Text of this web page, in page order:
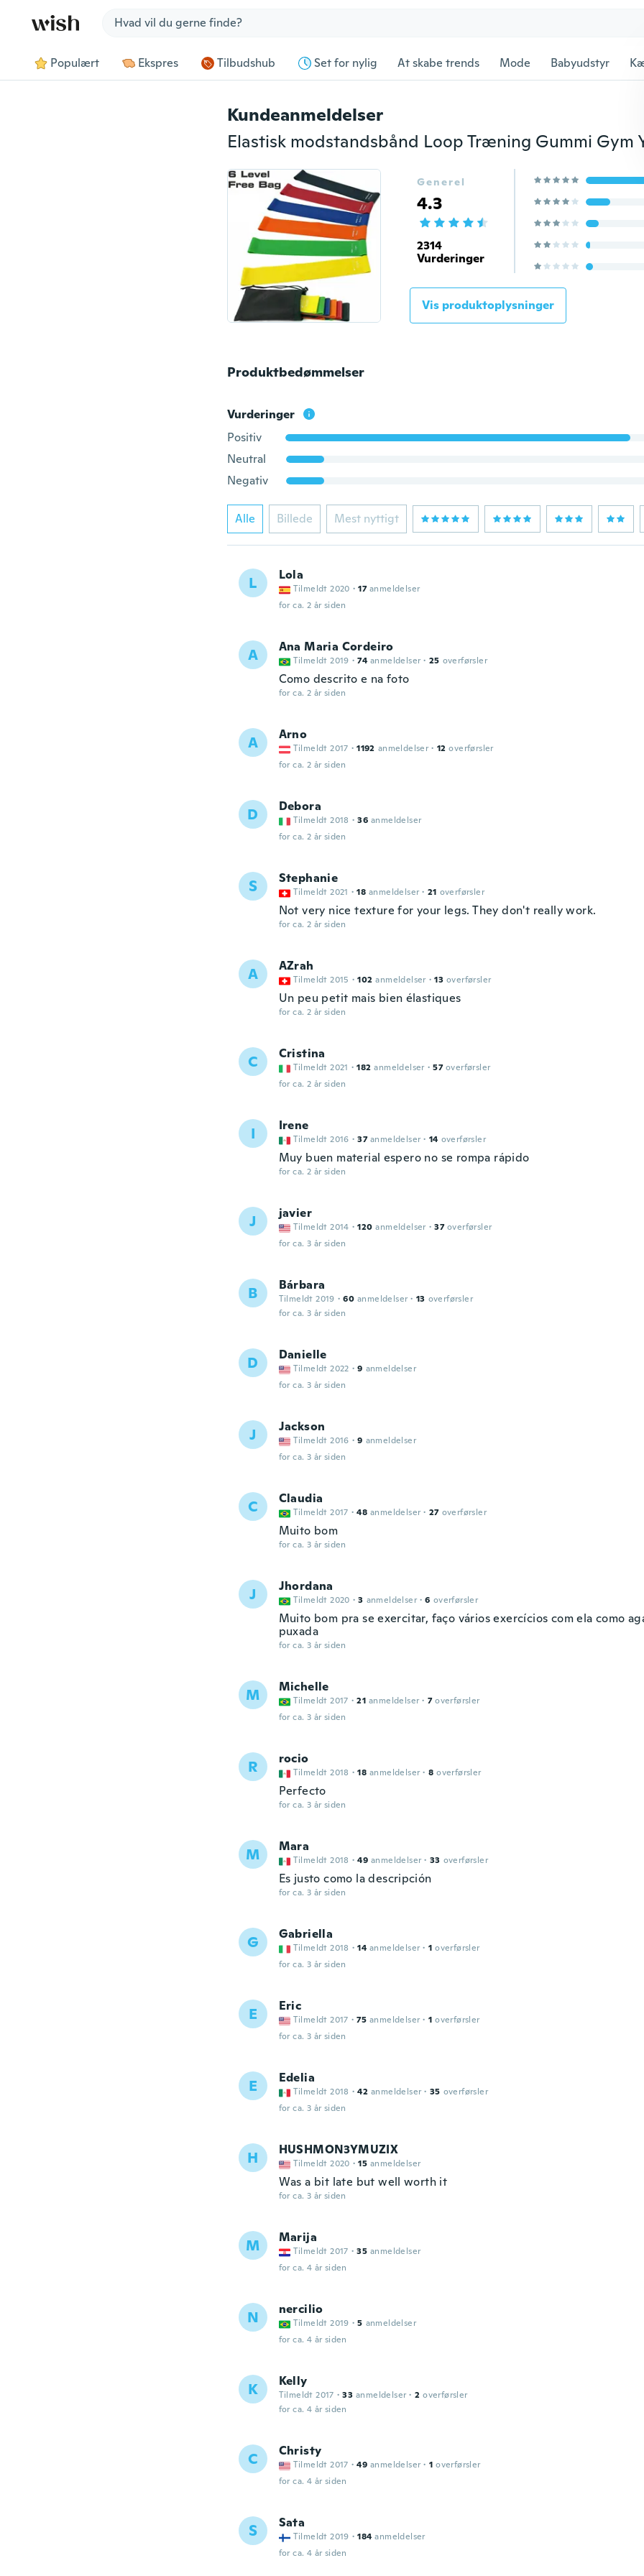
Populært Ekspres Tilbudshub Set for nylig At skabe trends Mode Babyudstyr
Kundeanmeldelser
Generel
4.3
2314
Vurderinger
Vis produktoplysninger
Produktbedømmelser
Vurderinger
Positiv
Neutral
Negativ
Alle Billede Mest nyttigt
L Lola
Tilmeldt 2020 · 17 anmeldelser
for ca. 2 år siden
A Ana Maria Cordeiro
Tilmeldt 2019 · 74 anmeldelser · 25 overførsler
Como descrito e na foto
for ca. 2 år siden
A Arno
Tilmeldt 2017 · 1192 anmeldelser · 12 overførsler
for ca. 2 år siden
D Debora
Tilmeldt 2018 · 36 anmeldelser
for ca. 2 år siden
S Stephanie
Tilmeldt 2021 · 18 anmeldelser · 21 overførsler
Not very nice texture for your legs. They don't really work.
for ca. 2 år siden
A AZrah
Tilmeldt 2015 · 102 anmeldelser · 13 overførsler
Un peu petit mais bien élastiques
for ca. 2 år siden
C Cristina
Tilmeldt 2021 · 182 anmeldelser · 57 overførsler
for ca. 2 år siden
I Irene
Tilmeldt 2016 · 37 anmeldelser · 14 overførsler
Muy buen material espero no se rompa rápido
for ca. 2 år siden
J javier
Tilmeldt 2014 · 120 anmeldelser · 37 overførsler
for ca. 3 år siden
B Bárbara
Tilmeldt 2019 · 60 anmeldelser · 13 overførsler
for ca. 3 år siden
D Danielle
Tilmeldt 2022 · 9 anmeldelser
for ca. 3 år siden
J Jackson
Tilmeldt 2016 · 9 anmeldelser
for ca. 3 år siden
C Claudia
Tilmeldt 2017 · 48 anmeldelser · 27 overførsler
Muito bom
for ca. 3 år siden
J Jhordana
Tilmeldt 2020 · 3 anmeldelser · 6 overførsler
Muito bom pra se exercitar, faço vários exercícios com ela como
puxada
for ca. 3 år siden
M Michelle
Tilmeldt 2017 · 21 anmeldelser · 7 overførsler
for ca. 3 år siden
R rocio
Tilmeldt 2018 · 18 anmeldelser · 8 overførsler
Perfecto
for ca. 3 år siden
M Mara
Tilmeldt 2018 · 49 anmeldelser · 33 overførsler
Es justo como la descripción
for ca. 3 år siden
G Gabriella
Tilmeldt 2018 · 14 anmeldelser · 1 overførsler
for ca. 3 år siden
E Eric
Tilmeldt 2017 · 75 anmeldelser · 1 overførsler
for ca. 3 år siden
E Edelia
Tilmeldt 2018 · 42 anmeldelser · 35 overførsler
for ca. 3 år siden
H HUSHMON3YMUZIX
Tilmeldt 2020 · 15 anmeldelser
Was a bit late but well worth it
for ca. 3 år siden
M Marija
Tilmeldt 2017 · 35 anmeldelser
for ca. 4 år siden
N nercilio
Tilmeldt 2019 · 5 anmeldelser
for ca. 4 år siden
K Kelly
Tilmeldt 2017 · 33 anmeldelser · 2 overførsler
for ca. 4 år siden
C Christy
Tilmeldt 2017 · 49 anmeldelser · 1 overførsler
for ca. 4 år siden
S Sata
Tilmeldt 2019 · 184 anmeldelser
for ca. 4 år siden